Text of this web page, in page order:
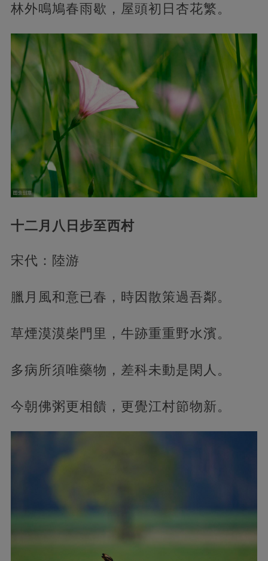
林外鳴鳩春雨歇，屋頭初日杏花繁。
十二月八日步至西村
宋代：陸游
臘月風和意已春，時因散策過吾鄰。
草煙漠漠柴門里，牛跡重重野水濱。
多病所須唯藥物，差科未動是閑人。
今朝佛粥更相饋，更覺江村節物新。